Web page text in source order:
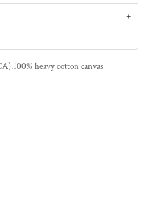
heavy cotton canvas